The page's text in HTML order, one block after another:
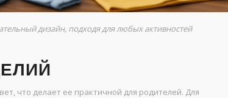
дизайн, подходя для любых активностей
что делает ее практичной для родителей. Для